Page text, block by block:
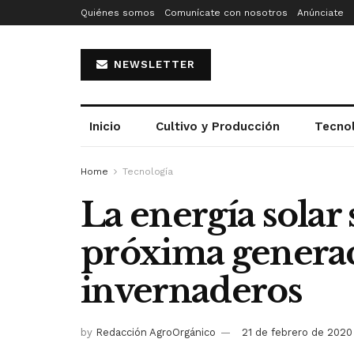
Quiénes somos Comunícate con nosotros Anúnciate
NEWSLETTER
Inicio Cultivo y Producción
Home Tecnología
La energía solar
próxima
invernaderos
by Redacción AgroOrgánico 21 de febrero de 2020